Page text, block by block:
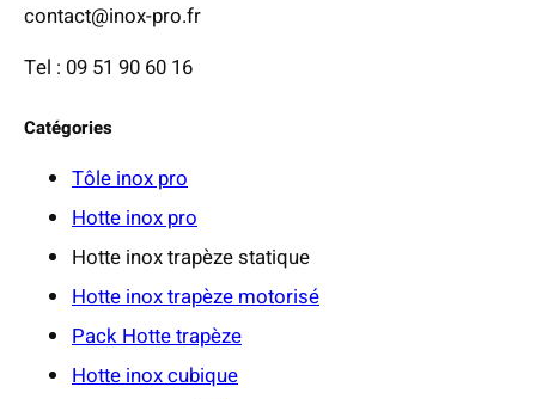
contact@inox-pro.fr
Tel : 09 51 90 60 16
Catégories
Tôle inox pro
Hotte inox pro
Hotte inox trapèze statique
Hotte inox trapèze motorisé
Pack Hotte trapèze
Hotte inox cubique